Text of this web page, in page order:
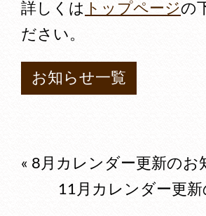
詳しくは トップページの
ださい。
お知らせ一覧
« 8月カレンダー更新のお
11月カレンダー更